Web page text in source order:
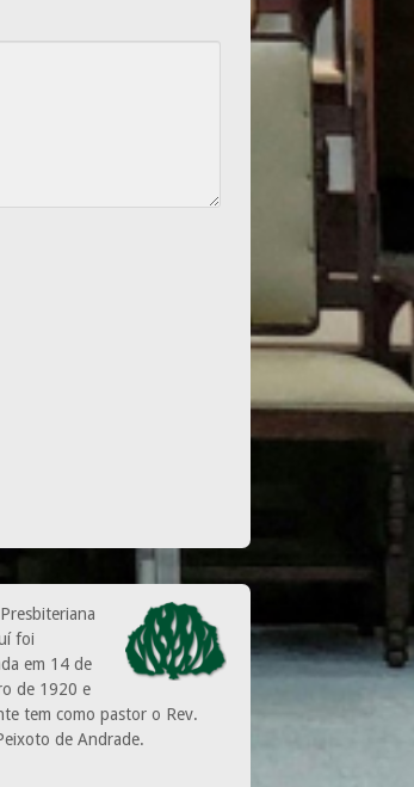
foi
em 14 de
de 1920 e
tem como pastor o Rev.
de Andrade.